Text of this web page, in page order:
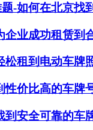
-如何在北京找
业成功租赁到
租到电动车牌
价比高的车牌
安全可靠的车